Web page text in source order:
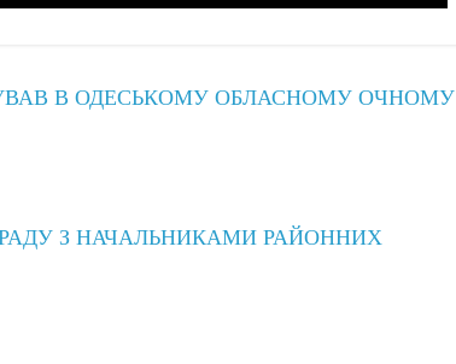
В ОДЕСЬКОМУ ОБЛАСНОМУ ОЧНОМУ
З НАЧАЛЬНИКАМИ РАЙОННИХ